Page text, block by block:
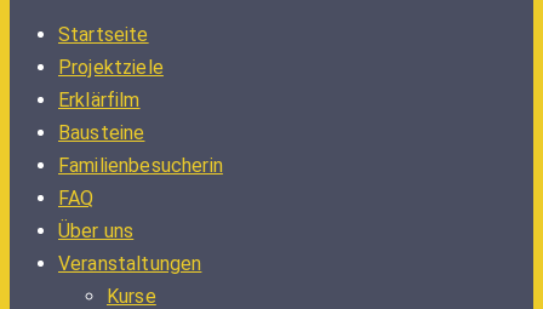
Startseite
Projektziele
Erklärfilm
Bausteine
Familienbesucherin
FAQ
Über uns
Veranstaltungen
Kurse